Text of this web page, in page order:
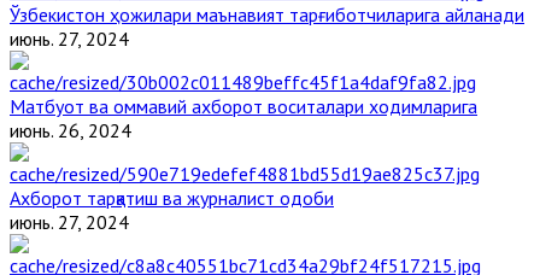
Ўзбекистон ҳожилари маънавият тарғиботчиларига айланади
июнь. 27, 2024
Матбуот ва оммавий ахборот воситалари ходимларига
июнь. 26, 2024
Ахборот тарқатиш ва журналист одоби
июнь. 27, 2024